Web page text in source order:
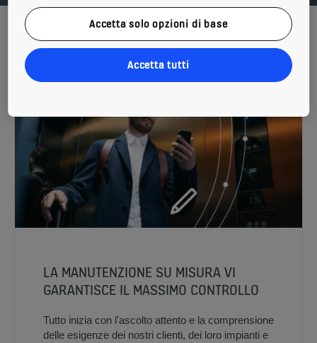
Una soluzione per ogni esigenza
LA MANUTENZIONE SU MISURA VI
GARANTISCE IL MASSIMO CONTROLLO
Tutto inizia con l'ascolto attento e la comprensione
delle esigenze dei nostri clienti, dei loro impianti e
Accetta solo opzioni di base
Accetta tutti